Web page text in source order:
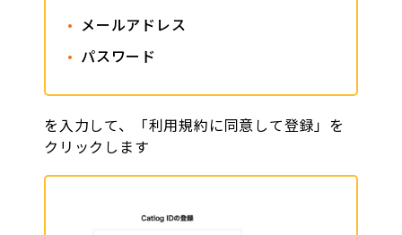
メールアドレス
パスワード
を入力して、「利用規約に同意して登録」を
クリックします